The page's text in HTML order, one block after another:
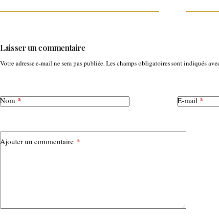
Laisser un commentaire
Votre adresse e-mail ne sera pas publiée.Les champs obligatoires sont indiqués
Nom* E-mail*
Ajouter un commentaire*